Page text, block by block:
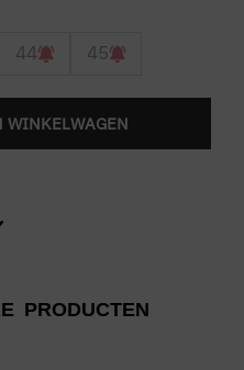
44 45
WINKELWAGEN
PRODUCTEN